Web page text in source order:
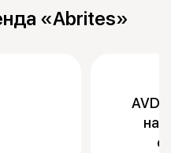
«Abrites»
AVDI